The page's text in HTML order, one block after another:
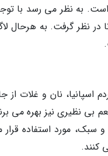
به نظر می رسد با
در نظر گرفت. به هرحال
نان و غلات از
بی نظیری نیز بهره می
و سبک، مورد استفاده
کنند.